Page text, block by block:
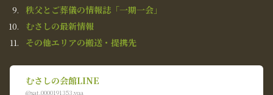
秩父とご葬儀の情報誌「一期一会」
むさしの最新情報
その他エリアの搬送・提携先
むさしの会館LINE
@xat.0000191353.vqa